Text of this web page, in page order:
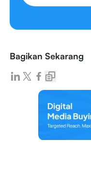
Bagikan Sekarang